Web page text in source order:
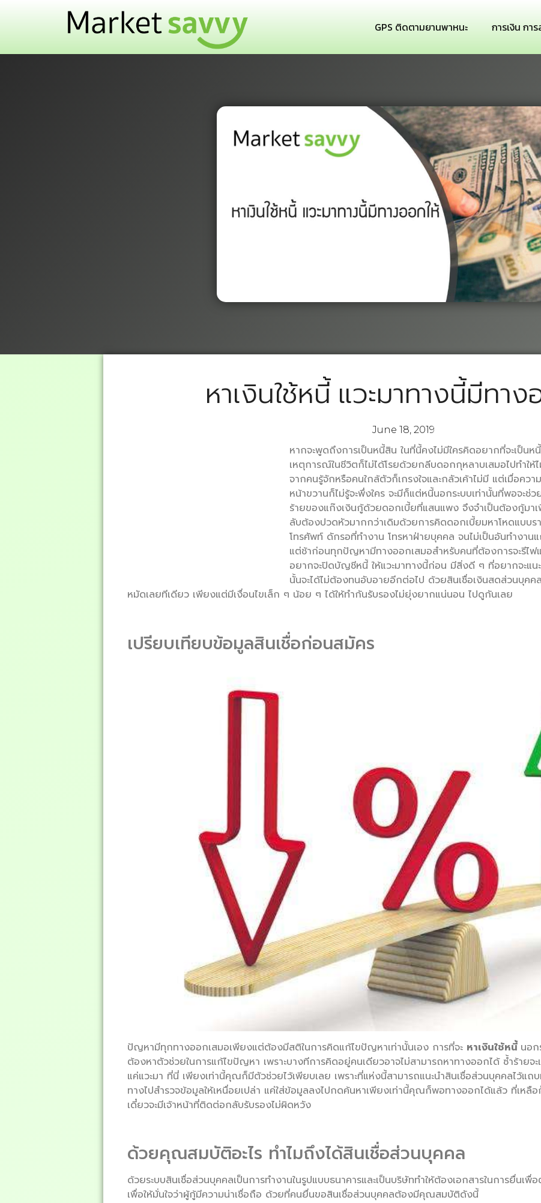
GPS ติดตามยานพาหนะ การเงิน กา
หาเงินใช้หนี้ แวะมาทางนี้มีทาง
June 18, 2019
หากจะพูดถึงการเป็นหนี้สิน ในที่นี้คงไม่มีใครคิดอยากที่จะเป็น
เหตุการณ์ในชีวิตก็ไม่ได้โรยด้วยกลีบดอกกุหลาบเสมอไปทำให้
จากคนรู้จักหรือคนใกล้ตัวก็เกรงใจและกลัวเค้าไม่มี แต่เมื่อควา
หน้าขวานก็ไม่รู้จะพึ่งใคร จะมีก็แต่หนี้นอกระบบเท่านั้นที่พอจะช่
ร้ายของแก๊งเงินกู้ด้วยดอกเบี้ยที่แสนแพง จึงจำเป็นต้องกู้มา
ลับต้องปวดหัวมากกว่าเดิมด้วยการคิดดอกเบี้ยมหาโหดแบบ
โทรศัพท์ ดักรอที่ทำงาน โทรหาฝ่ายบุคคล จนไม่เป็นอันทำงา
แต่ช้าก่อนทุกปัญหามีทางออกเสมอสำหรับคนที่ต้องการจะรีไฟ
อยากจะปิดบัญชีหนี้ ให้แวะมาทางนี้ก่อน มีสิ่งดี ๆ ที่อยากจะแน
นั้นจะได้ไม่ต้องทนอับอายอีกต่อไป ด้วยสินเชื่อเงินสดส่วนบุคค
หมัดเลยทีเดียว เพียงแต่มีเงื่อนไขเล็ก ๆ น้อย ๆ ได้ให้ทำกันรับรองไม่ยุ่งยากแน่นอน ไปดูกันเลย
เปรียบเทียบข้อมูลสินเชื่อก่อนสมัคร
ปัญหามีทุกทางออกเสมอเพียงแต่ต้องมีสติในการคิดแก้ไขปัญหาเท่านั้นเอง การที่จะ หาเงินใช้หนี้ นอก
ต้องหาตัวช่วยในการแก้ไขปัญหา เพราะบางทีการคิดอยู่คนเดียวอาจไม่สามารถหาทางออกได้ ซ้ำร้ายจ
แค่แวะมา ที่นี่ เพียงเท่านี้คุณก็มีตัวช่วยไว้เพียบเลย เพราะที่แห่งนี้สามารถแนะนำสินเชื่อส่วนบุคคลไว้แ
ทางไปสำรวจข้อมูลให้เหนื่อยเปล่า แค่ใส่ข้อมูลลงไปกดค้นหาเพียงเท่านี้คุณก็พอทางออกได้แล้ว ที่เหลือ
เดี๋ยวจะมีเจ้าหน้าที่ติดต่อกลับรับรองไม่ผิดหวัง
ด้วยคุณสมบัติอะไร ทำไมถึงได้สินเชื่อส่วนบุคคล
ด้วยระบบสินเชื่อส่วนบุคคลเป็นการทำงานในรูปแบบธนาคารและเป็นบริษัททำให้ต้องเอกสารในการยื่นเ
เพื่อให้มั่นใจว่าผู้กู้มีความน่าเชื่อถือ ด้วยที่คนยื่นขอสินเชื่อส่วนบุคคลต้องมีคุณสมบัติดังนี้